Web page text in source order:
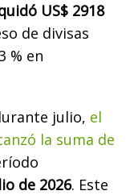
US$ 2918
de divisas
% en
julio, el
la suma de
de 2026. Este